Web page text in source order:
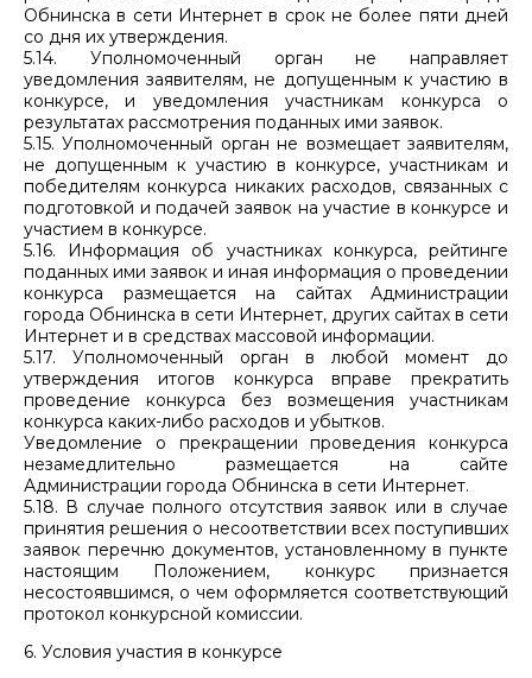
Обнинска в сети Интернет в срок не более пяти дней
со дня их утверждения.
5.14. Уполномоченный орган не направляет
уведомления заявителям, не допущенным к участию в
конкурсе, и уведомления участникам конкурса о
результатах рассмотрения поданных ими заявок.
5.15. Уполномоченный орган не возмещает заявителям,
не допущенным к участию в конкурсе, участникам и
победителям конкурса никаких расходов, связанных с
подготовкой и подачей заявок на участие в конкурсе и
участием в конкурсе.
5.16. Информация об участниках конкурса, рейтинге
поданных ими заявок и иная информация о проведении
конкурса размещается на сайтах Администрации
города Обнинска в сети Интернет, других сайтах в сети
Интернет и в средствах массовой информации.
5.17. Уполномоченный орган в любой момент до
утверждения итогов конкурса вправе прекратить
проведение конкурса без возмещения участникам
конкурса каких-либо расходов и убытков.
Уведомление о прекращении проведения конкурса
незамедлительно размещается на сайте
Администрации города Обнинска в сети Интернет.
5.18. В случае полного отсутствия заявок или в случае
принятия решения о несоответствии всех поступивших
заявок перечню документов, установленному в пункте
настоящим Положением, конкурс признается
несостоявшимся, о чем оформляется соответствующий
протокол конкурсной комиссии.
6. Условия участия в конкурсе